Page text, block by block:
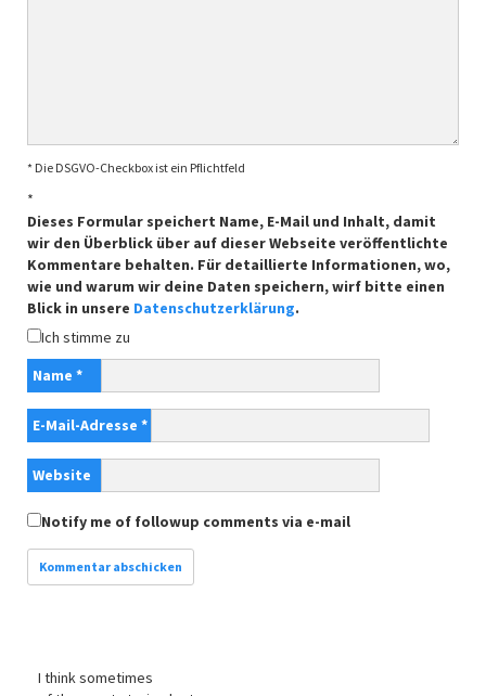
* Die DSGVO-Checkbox ist ein Pflichtfeld
*
Dieses Formular speichert Name, E-Mail und Inhalt, damit
wir den Überblick über auf dieser Webseite veröffentlichte
Kommentare behalten. Für detaillierte Informationen, wo,
wie und warum wir deine Daten speichern, wirf bitte einen
Blick in unsere Datenschutzerklärung.
Ich stimme zu
Name *
E-Mail-Adresse *
Website
Notify me of followup comments via e-mail
I think sometimes